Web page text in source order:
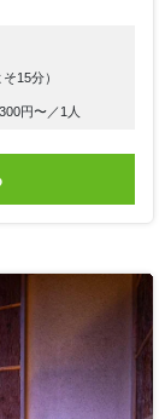
15分）
円〜／1人